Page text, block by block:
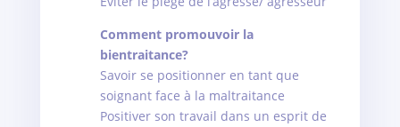
Comment promouvoir la
bientraitance?
Savoir se positionner en tant que
soignant face à la maltraitance
Positiver son travail dans un esprit de